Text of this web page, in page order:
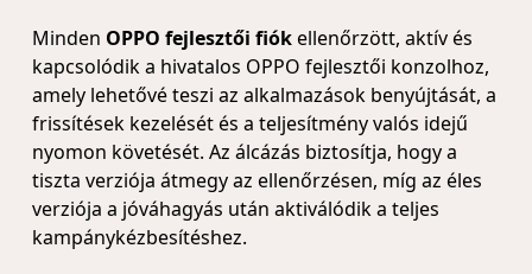
Minden OPPO fejlesztői fiókellenőrzött, aktív és
kapcsolódik a hivatalos OPPO fejlesztői konzolhoz,
amely lehetővé teszi az alkalmazások benyújtását, a
frissítések kezelését és a teljesítmény valós idejű
nyomon követését. Az álcázás biztosítja, hogy a
tiszta verziója átmegy az ellenőrzésen, míg az éles
verziója a jóváhagyás után aktiválódik a teljes
kampánykézbesítéshez.